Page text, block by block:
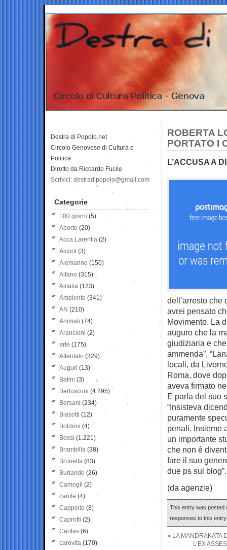
ROBERTA
PORTATO I
L’ACCUSA A
dell’arresto che
avrei pensato
Movimento. La
auguro che la
giudiziaria e
ammenda”,
locali, da
Roma, dove
aveva firmato
E parla del suo
“Insisteva
puramente
penali. Insieme
un importante
che non è
fare il suo
due ps sul blog”.
(da agenzie)
This entry was posted
responses to this
« LA MANDRAKATA
L’EX
Destra di Popolo.net
Circolo Genovese di Cultura e
Politica
Diretto da Riccardo Fucile
Scrivici: destradipopolo@gmail.com
Categorie
100 giorni (5)
Aborto (20)
Acca Larentia (2)
Alcool (3)
Alemanno (150)
Alfano (315)
Alitalia (123)
Ambiente (341)
AN (210)
Animali (74)
Arancioni (2)
arte (175)
Attentato (329)
Auguri (13)
Batini (3)
Berlusconi (4.295)
Bersani (234)
Biasotti (12)
Boldrini (4)
Bossi (1.221)
Brambilla (38)
Brunetta (83)
Burlando (26)
Camogli (2)
canile (4)
Cappello (8)
Caprotti (2)
Caritas (6)
carovita (170)